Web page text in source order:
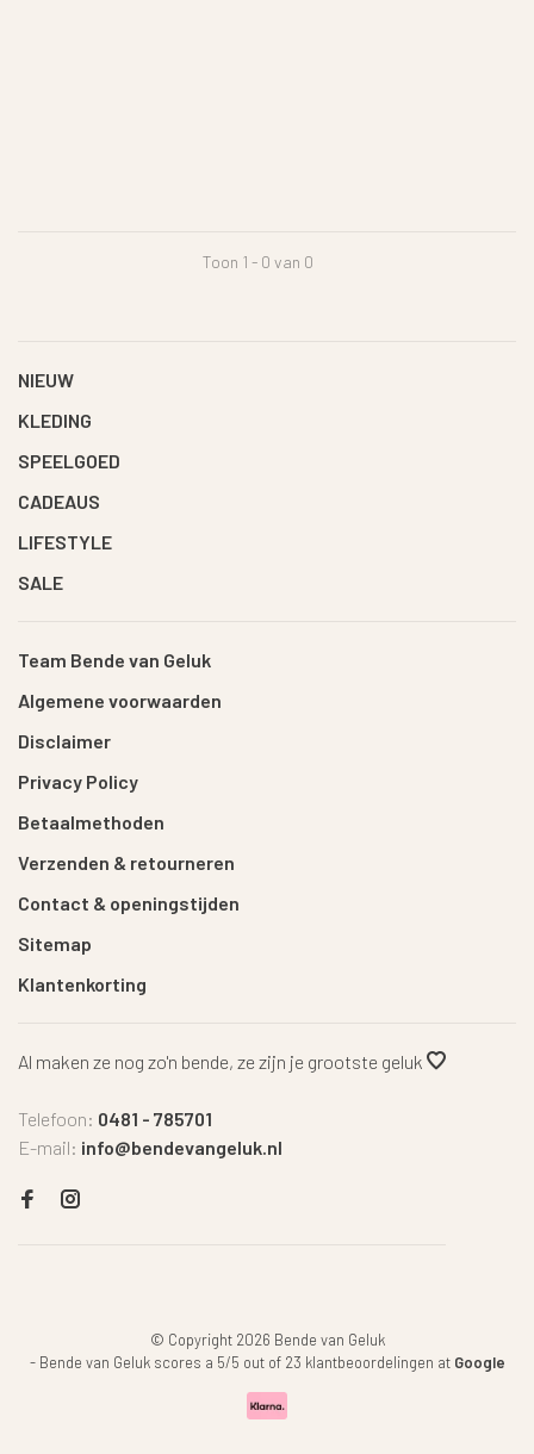
Toon 1 - 0 van 0
NIEUW
KLEDING
SPEELGOED
CADEAUS
LIFESTYLE
SALE
Team Bende van Geluk
Algemene voorwaarden
Disclaimer
Privacy Policy
Betaalmethoden
Verzenden & retourneren
Contact & openingstijden
Sitemap
Klantenkorting
Al maken ze nog zo'n bende, ze zijn je grootste geluk
Telefoon: 0481 - 785701
E-mail: info@bendevangeluk.nl
© Copyright 2026 Bende van Geluk
- Bende van Geluk scores a 5/5 out of 23 klantbeoordelingen at Google